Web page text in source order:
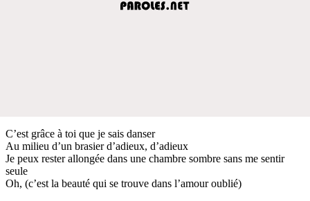
C’est grâce à toi que je sais danser
Au milieu d’un brasier d’adieux, d’adieux
Je peux rester allongée dans une chambre sombre sans me sentir
seule
Oh, (c’est la beauté qui se trouve dans l’amour oublié)